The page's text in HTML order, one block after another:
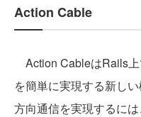
Action Cable
Action CableはRails
を簡単に実現する新し
方向通信を実現するに